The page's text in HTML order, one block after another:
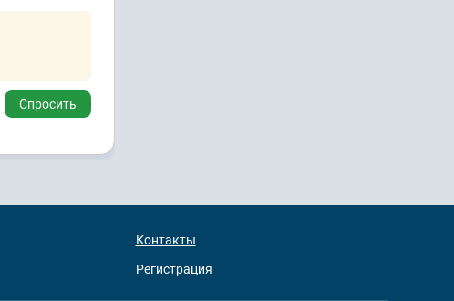
Спросить
Контакты
Регистрация